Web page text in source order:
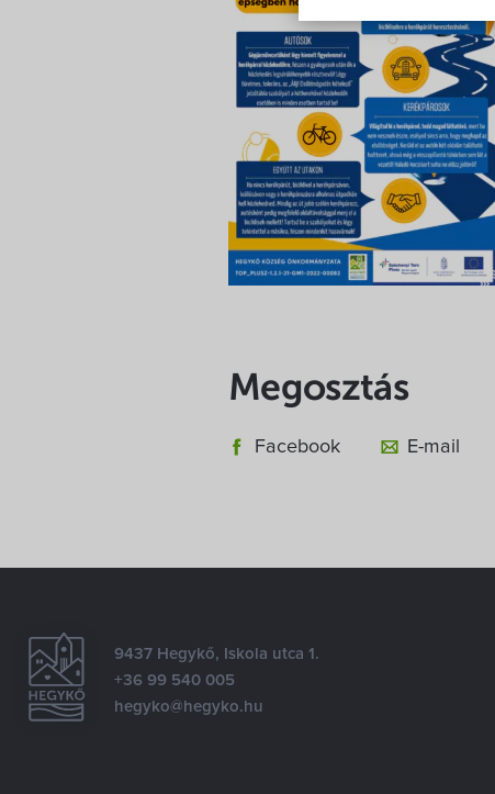
Megosztás
Facebook E-mail
9437 Hegykő, Iskola utca 1.
+36 99 540 005
hegyko@hegyko.hu